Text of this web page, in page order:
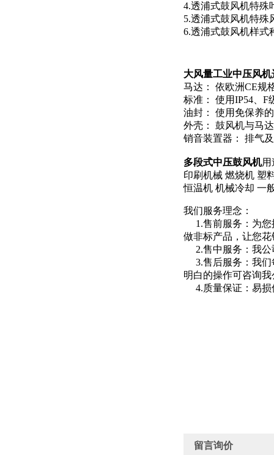
4.透浦式鼓风机特殊
5.透浦式鼓风机特殊
6.透浦式鼓风机样式
大风量工业中压风机
马达： 依欧洲CE规
标准： 使用IP54、
油封： 使用免保养
外壳： 鼓风机与马
销音装置器： 排气
多段式中压鼓风机用
印刷机械 燃烧机 塑
恒温机 机械冷却 一
我们服务理念：
1.售前服务：为您
做非标产品，让您
2.售中服务：我公
3.售后服务：我们
明白的操作可咨询
4.质量保证：易损
留言询价